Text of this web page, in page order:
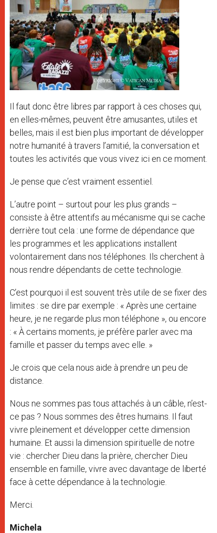
Il faut donc être libres par rapport à ces choses qui,
en elles-mêmes, peuvent être amusantes, utiles et
belles, mais il est bien plus important de développer
notre humanité à travers l’amitié, la conversation et
toutes les activités que vous vivez ici en ce moment.
Je pense que c’est vraiment essentiel.
L’autre point – surtout pour les plus grands –
consiste à être attentifs au mécanisme qui se cache
derrière tout cela : une forme de dépendance que
les programmes et les applications installent
volontairement dans nos téléphones. Ils cherchent à
nous rendre dépendants de cette technologie.
C’est pourquoi il est souvent très utile de se fixer des
limites : se dire par exemple : « Après une certaine
heure, je ne regarde plus mon téléphone », ou encore
: « À certains moments, je préfère parler avec ma
famille et passer du temps avec elle. »
Je crois que cela nous aide à prendre un peu de
distance.
Nous ne sommes pas tous attachés à un câble, n’est-
ce pas ? Nous sommes des êtres humains. Il faut
vivre pleinement et développer cette dimension
humaine. Et aussi la dimension spirituelle de notre
vie : chercher Dieu dans la prière, chercher Dieu
ensemble en famille, vivre avec davantage de liberté
face à cette dépendance à la technologie.
Merci.
Michela